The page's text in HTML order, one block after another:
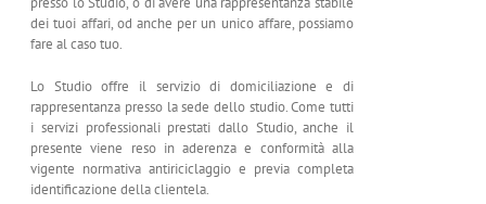
a
€ 1.200,00
dei tuoi affari, od anche per un unico affare, possiamo
fare al caso tuo.
Lo Studio offre il servizio di domiciliazione e di
rappresentanza presso la sede dello studio. Come tutti
i servizi professionali prestati dallo Studio, anche il
presente viene reso in aderenza e conformità alla
vigente normativa antiriciclaggio e previa completa
identificazione della clientela.